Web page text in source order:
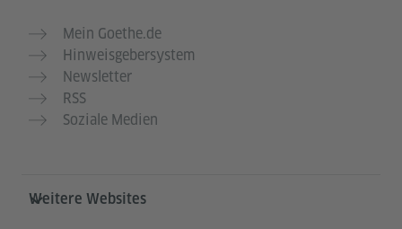
Mein Goethe.de
Hinweisgebersystem
Newsletter
RSS
Soziale Medien
Weitere Websites